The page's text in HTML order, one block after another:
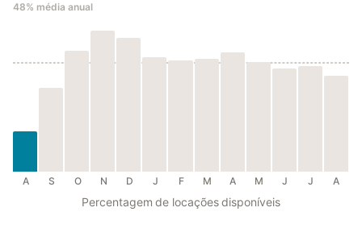
48% média anual
A S O N D J F M A M J J A
Percentagem de locações disponíveis